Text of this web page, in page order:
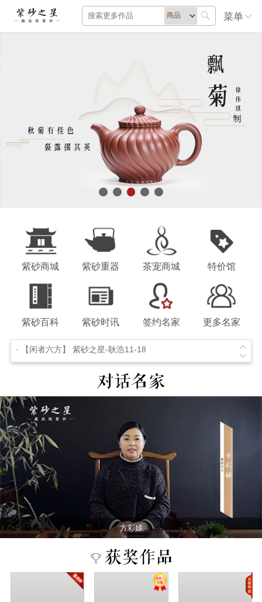
菜单
紫砂商城 紫砂重器 茶宠商城 特价馆
紫砂百科 紫砂时讯 签约名家 更多名家
· 北京翰海历年紫砂拍卖记录（持续更新）08-21
· 公告 | 2019年陶瓷艺术专业中级技艺考核通过名单09-27
· 《第四届江苏技能状元大赛》紫砂陶总决赛11-26
· 2015年宜兴紫砂全手工大赛一等奖作品【风卷葵】-- 施建忠制11-20
· 紫砂雕塑名家【占龙】 作品欣赏11-19
· 【闲者六方】 紫砂之星-耿浩11-18
方彩娣